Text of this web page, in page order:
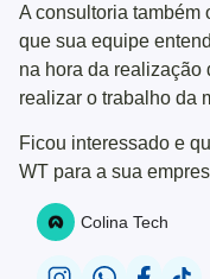
A consultoria também
que sua equipe
na hora da realização
realizar o trabalho da
Ficou interessado e
WT para a sua
Colina Tech